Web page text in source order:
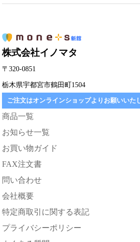
株式会社イノマタ
〒320-0851
栃木県宇都宮市鶴田町1504
ご注文はオンラインショップよりお願いいた
商品一覧
お知らせ一覧
お買い物ガイド
FAX注文書
問い合わせ
会社概要
特定商取引に関する表記
プライバシーポリシー